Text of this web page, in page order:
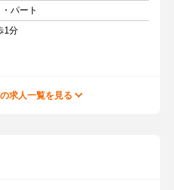
パート
1分
求人一覧を見る